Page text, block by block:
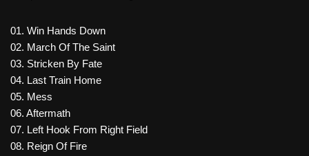
01. Win Hands Down
02. March Of The Saint
03. Stricken By Fate
04. Last Train Home
05. Mess
06. Aftermath
07. Left Hook From Right Field
08. Reign Of Fire